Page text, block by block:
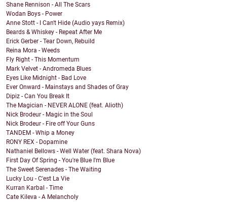
Shane Rennison - All The Scars
Wodan Boys - Power
Anne Stott - I Can't Hide (Audio yays Remix)
Beards & Whiskey - Repeat After Me
Erick Gerber - Tear Down, Rebuild
Reina Mora - Weeds
Fly Right - This Momentum
Mark Velvet - Andromeda Blues
Eyes Like Midnight - Bad Love
Ever Onward - Mainstays and Shades of Gray
Dipiz - Can You Break It
The Magician - NEVER ALONE (feat. Alioth)
Nick Brodeur - Magic in the Soul
Nick Brodeur - Fire off Your Guns
TANDEM - Whip a Money
RONY REX - Dopamine
Nathaniel Bellows - Well Water (feat. Shara Nova)
First Day Of Spring - You're Blue I'm Blue
The Sweet Serenades - The Waiting
Lucky Lou - C'est La Vie
Kurran Karbal - Time
Cate Kileva - A Melancholy